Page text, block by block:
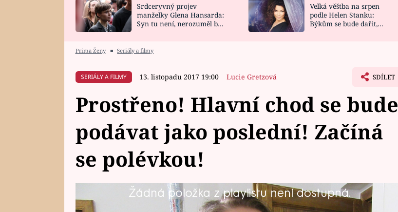
HOROSKOP NA
CELEBRITY
VAŘENÍ
NOVINKY
VIDEORECEPTY
Srdceryvný projev
manželky Glena Hansarda:
Syn tu není, nerozuměl by
Velká věštba na srpen
podle Helen Stanku:
Býkům se bude dařit,
Prima Ženy ■ Seriály a filmy
SERIÁLY A FILMY 13. listopadu 2017 19:00 Lucie Gretzová SDÍLET
Prostřeno! Hlavní chod se bude
podávat jako poslední! Začíná
se polévkou!
Žádná položka z playlistu není dostupná.
Mladá Barbora (21) má velké plány, ale vůbec nestíhá a chody podává